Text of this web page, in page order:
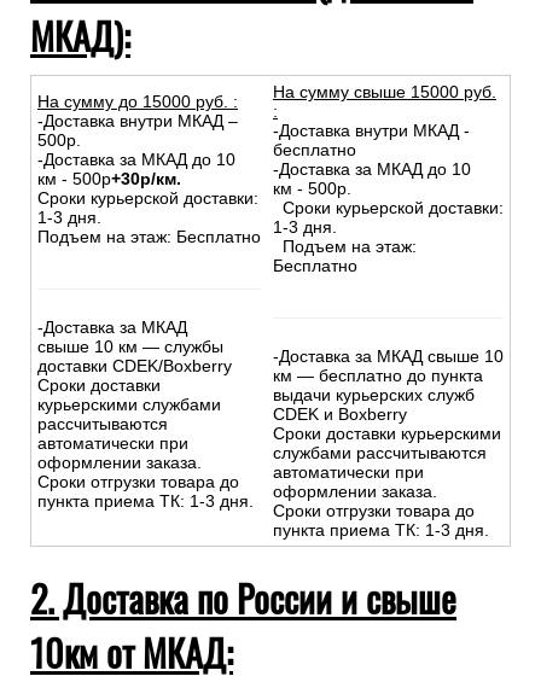
МКАД):
На сумму до 15000 руб. :
-Доставка внутри МКАД –
500р.
-Доставка за МКАД до 10
км - 500р+30р/км.
Сроки курьерской доставки:
1-3 дня.
Подъем на этаж: Бесплатно
-Доставка за МКАД
свыше 10 км — службы
доставки CDEK/Boxberry
Сроки доставки
курьерскими службами
рассчитываются
автоматически при
оформлении заказа.
Сроки отгрузки товара до
пункта приема ТК: 1-3 дня.
На сумму свыше 15000 руб.
:
-Доставка внутри МКАД -
бесплатно
-Доставка за МКАД до 10
км - 500р.
Сроки курьерской доставки:
1-3 дня.
Подъем на этаж:
Бесплатно
-Доставка за МКАД свыше 10
км — бесплатно до пункта
выдачи курьерских служб
CDEK и Boxberry
Сроки доставки курьерскими
службами рассчитываются
автоматически при
оформлении заказа.
Сроки отгрузки товара до
пункта приема ТК: 1-3 дня.
2. Доставка по России и свыше
10км от МКАД: